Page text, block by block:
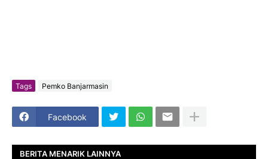
Tags Pemko Banjarmasin
Facebook
BERITA MENARIK LAINNYA